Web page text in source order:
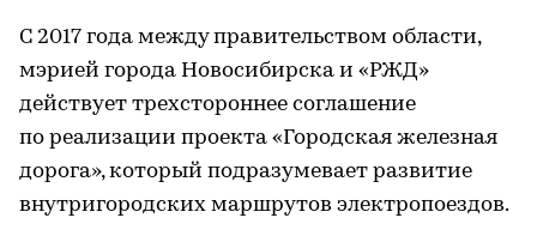
С 2017 года между правительством области,
мэрией города Новосибирска и «РЖД»
действует трехстороннее соглашение
по реализации проекта «Городская железная
дорога», который подразумевает развитие
внутригородских маршрутов электропоездов.